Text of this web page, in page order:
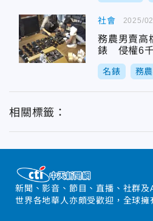
社會
務農男賣高
錶 侵權6千
名錶 務農
2025/
相關標籤：
新聞、影音、節目、直播、社群
世界各地華人亦頗受歡迎，全球擁